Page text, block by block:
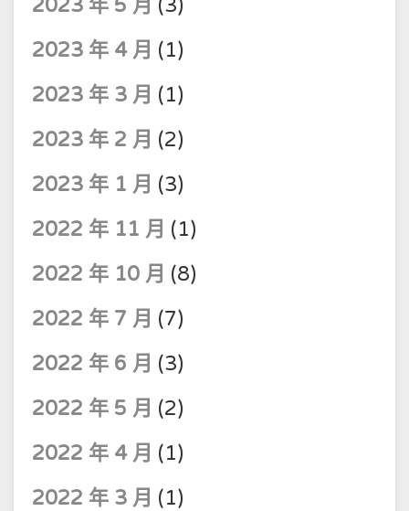
2023 年 5 月 (3)
2023 年 4 月 (1)
2023 年 3 月 (1)
2023 年 2 月 (2)
2023 年 1 月 (3)
2022 年 11 月 (1)
2022 年 10 月 (8)
2022 年 7 月 (7)
2022 年 6 月 (3)
2022 年 5 月 (2)
2022 年 4 月 (1)
2022 年 3 月 (1)